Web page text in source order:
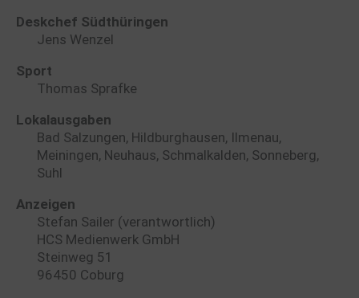
Deskchef Südthüringen
Jens Wenzel
Sport
Thomas Sprafke
Lokalausgaben
Bad Salzungen, Hildburghausen, Ilmenau,
Meiningen, Neuhaus, Schmalkalden, Sonneberg,
Suhl
Anzeigen
Stefan Sailer (verantwortlich)
HCS Medienwerk GmbH
Steinweg 51
96450 Coburg